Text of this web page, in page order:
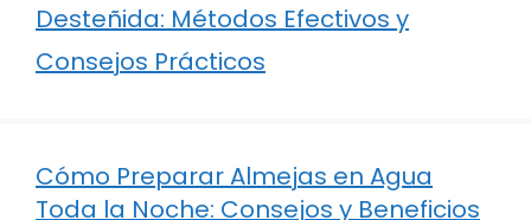
Desteñida: Métodos Efectivos y
Consejos Prácticos
Cómo Preparar Almejas en Agua
Toda la Noche: Consejos y Beneficios